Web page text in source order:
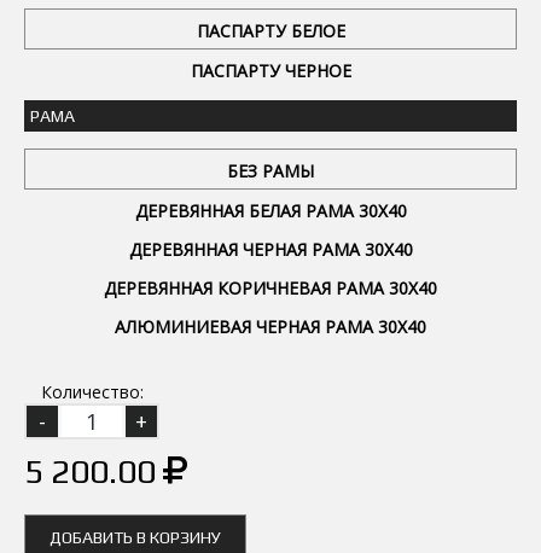
ПАСПАРТУ БЕЛОЕ
ПАСПАРТУ ЧЕРНОЕ
РАМА
БЕЗ РАМЫ
ДЕРЕВЯННАЯ БЕЛАЯ РАМА 30Х40
ДЕРЕВЯННАЯ ЧЕРНАЯ РАМА 30Х40
ДЕРЕВЯННАЯ КОРИЧНЕВАЯ РАМА 30Х40
АЛЮМИНИЕВАЯ ЧЕРНАЯ РАМА 30Х40
Количество:
5 200.00
ДОБАВИТЬ В КОРЗИНУ